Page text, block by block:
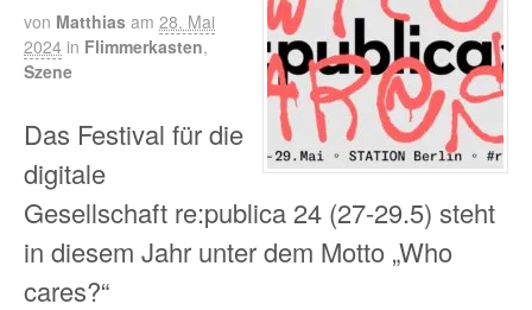
von Matthias am 28. Mai
2024 in Flimmerkasten,
Szene
Das Festival für die
digitale
Gesellschaft re:publica 24 (27-29.5) steht
in diesem Jahr unter dem Motto „Who
cares?“